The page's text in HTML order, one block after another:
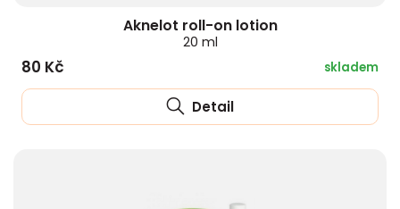
Aknelot roll-on lotion
20 ml
80 Kč skladem
Detail